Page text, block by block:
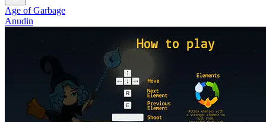
Age of Garbage
Anudin